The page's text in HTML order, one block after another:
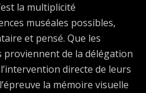
la multiplicité
muséales possibles,
et pensé. Que les
de la délégation
directe de leurs
la mémoire visuelle